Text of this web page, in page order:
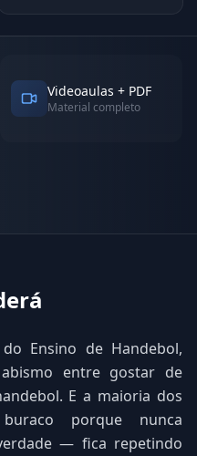
Videoaulas + PDF
Material completo
Ensino de Handebol,
entre gostar de
E a maioria dos
porque nunca
— fica repetindo